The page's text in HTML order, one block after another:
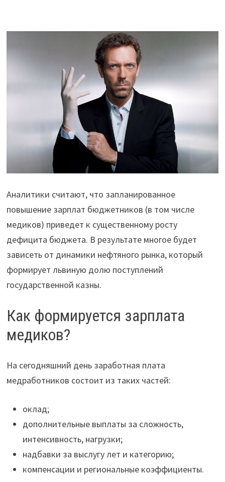
Аналитики считают, что запланированное
повышение зарплат бюджетников (в том числе
медиков) приведет к существенному росту
дефицита бюджета. В результате многое будет
зависеть от динамики нефтяного рынка, который
формирует львиную долю поступлений
государственной казны.
Как формируется зарплата
медиков?
На сегодняшний день заработная плата
медработников состоит из таких частей:
оклад;
дополнительные выплаты за сложность,
интенсивность, нагрузки;
надбавки за выслугу лет и категорию;
компенсации и региональные коэффициенты.